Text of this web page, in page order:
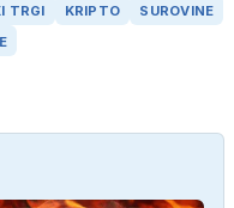
TRGI KRIPTO
SUROVINE